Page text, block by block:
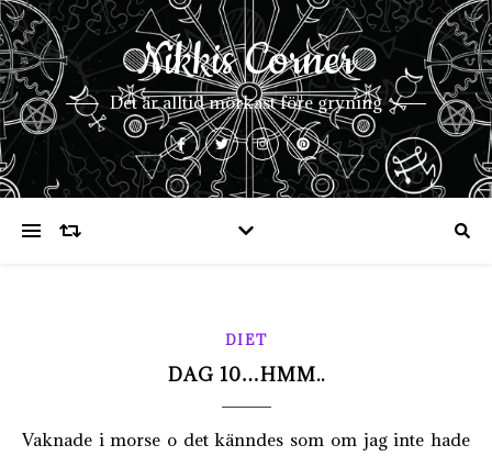
Nikkis Corner
Det är alltid mörkast före gryning
DIET
DAG 10…HMM..
Vaknade i morse o det känndes som om jag inte hade